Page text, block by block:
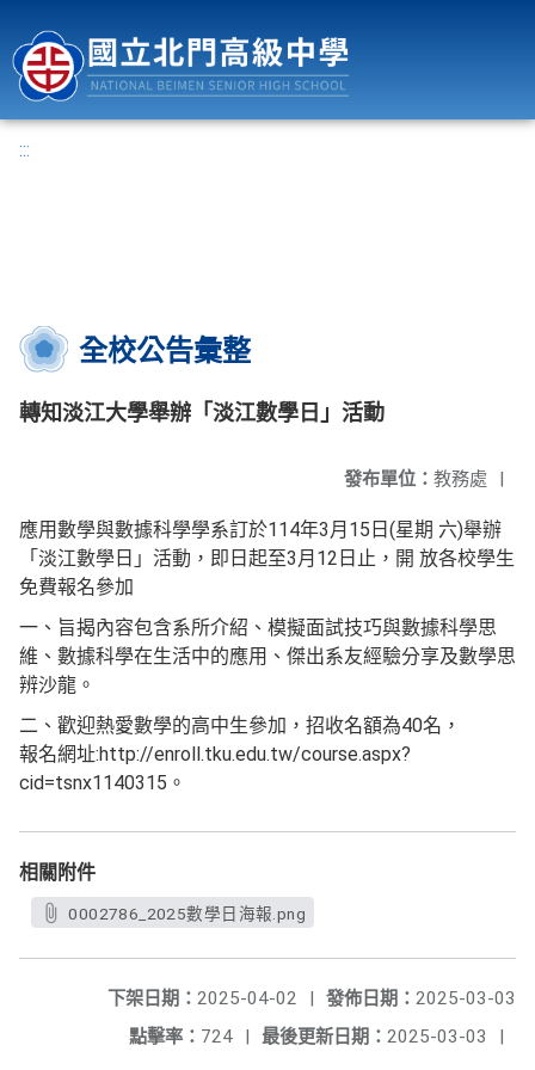
:::
全校公告彙整
轉知淡江大學舉辦「淡江數學日」活動
發布單位： 教務處 |
應用數學與數據科學學系訂於114年3月15日(星期 六)舉辦
「淡江數學日」活動，即日起至3月12日止，開 放各校學生
免費報名參加
一、旨揭內容包含系所介紹、模擬面試技巧與數據科學思
維、數據科學在生活中的應用、傑出系友經驗分享及數學思
辨沙龍。
二、歡迎熱愛數學的高中生參加，招收名額為40名，
報名網址:http://enroll.tku.edu.tw/course.aspx?
cid=tsnx1140315。
相關附件
0002786_2025數學日海報.png
發佈日期： 2025-03-03
下架日期： 2025-04-02
|
最後更新日期： 2025-03-03 |
點擊率： 724 |